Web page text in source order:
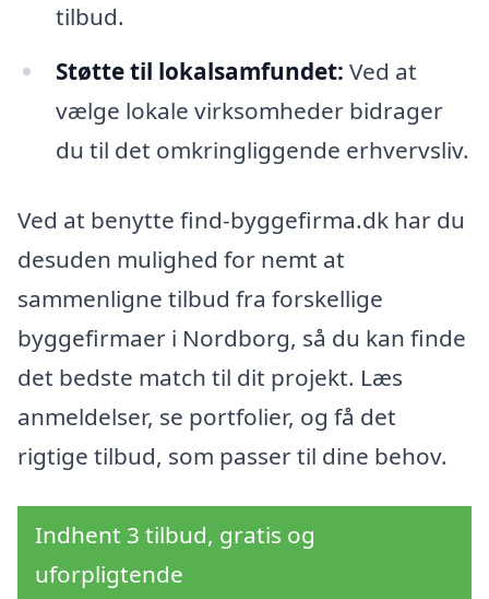
tilbud.
Støtte til lokalsamfundet: Ved at
vælge lokale virksomheder bidrager
du til det omkringliggende erhvervsliv.
Ved at benytte find-byggefirma.dk har du
desuden mulighed for nemt at
sammenligne tilbud fra forskellige
byggefirmaer i Nordborg, så du kan finde
det bedste match til dit projekt. Læs
anmeldelser, se portfolier, og få det
rigtige tilbud, som passer til dine behov.
Indhent 3 tilbud, gratis og
uforpligtende